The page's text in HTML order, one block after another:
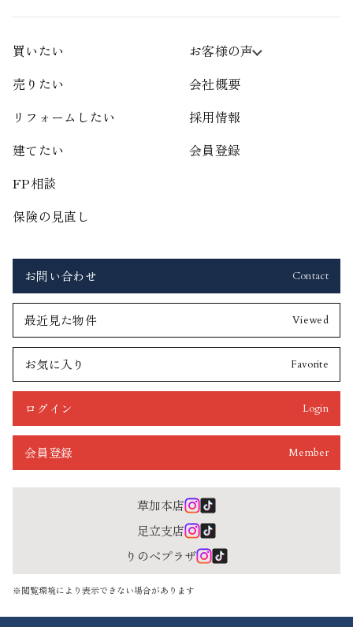
買いたい
売りたい
リフォームしたい
建てたい
FP相談
保険の見直し
お客様の声
会社概要
採用情報
会員登録
お問い合わせ Contact
最近見た物件 Viewed
お気に入り Favorite
ログイン Login
会員登録 Member
草加本店
足立支店
りのべプラザ
※閲覧環境により表示できない場合があります